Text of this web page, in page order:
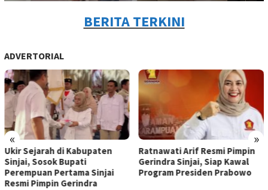
BERITA TERKINI
ADVERTORIAL
« »
Ukir Sejarah di Kabupaten
Sinjai, Sosok Bupati
Perempuan Pertama Sinjai
Resmi Pimpin Gerindra
Ratnawati Arif Resmi Pimpin
Gerindra Sinjai, Siap Kawal
Program Presiden Prabowo